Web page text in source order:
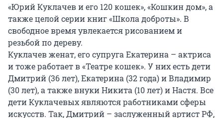
«Юрий Куклачев и его 120 кошек», «Кошкин дом», а
также целой серии книг «Школа доброты». В
свободное время увлекается рисованием и
резьбой по дереву.
Куклачев женат, его супруга Екатерина – актриса
и тоже работает в «Театре кошек». У них есть дети
Дмитрий (36 лет), Екатерина (32 года) и Владимир
(30 лет), а также внуки Никита (10 лет) и Настя. Все
дети Куклачевых являются работниками сферы
искусств. Так, Дмитрий – заслуженный артист РФ,